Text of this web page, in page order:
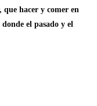
que hacer y comer en
el pasado y el